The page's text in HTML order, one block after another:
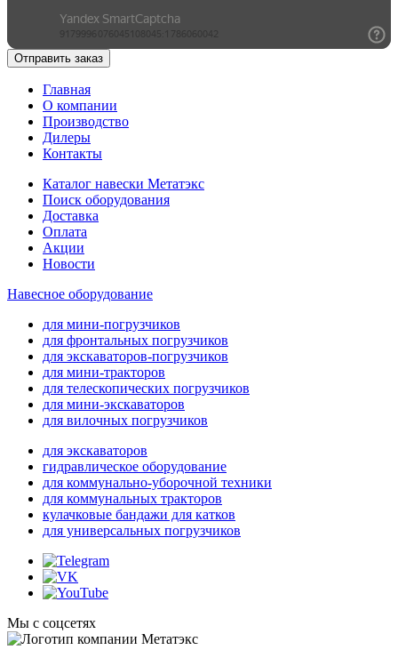
Отправить заказ
Главная
О компании
Производство
Дилеры
Контакты
Каталог навески Метатэкс
Поиск оборудования
Доставка
Оплата
Акции
Новости
Навесное оборудование
для мини-погрузчиков
для фронтальных погрузчиков
для экскаваторов-погрузчиков
для мини-тракторов
для телескопических погрузчиков
для мини-экскаваторов
для вилочных погрузчиков
для экскаваторов
гидравлическое оборудование
для коммунально-уборочной техники
для коммунальных тракторов
кулачковые бандажи для катков
для универсальных погрузчиков
Мы с соцсетях